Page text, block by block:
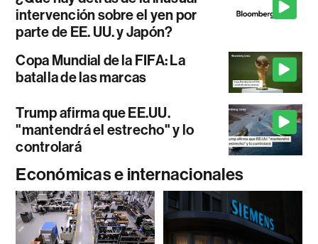
intervención sobre el yen por
parte de EE. UU. y Japón?
Copa Mundial de la FIFA: La
batalla de las marcas
Trump afirma que EE.UU.
"mantendrá el estrecho" y lo
controlará
Económicas e internacionales